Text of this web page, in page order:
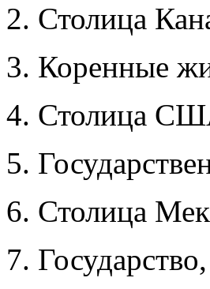
2. Столица
3. Коренные
4. Столица
5.
6. Столица
7.